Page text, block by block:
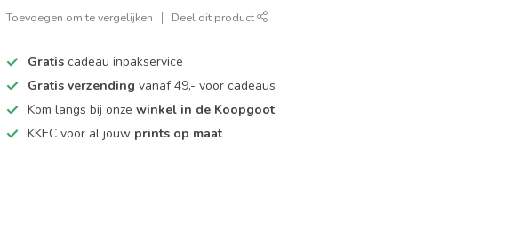
Toevoegen om te vergelijken Deel dit product
Gratis cadeau inpakservice
Gratis verzending vanaf 49,- voor cadeaus
Kom langs bij onzewinkel in de Koopgoot
KKEC voor al jouw prints op maat